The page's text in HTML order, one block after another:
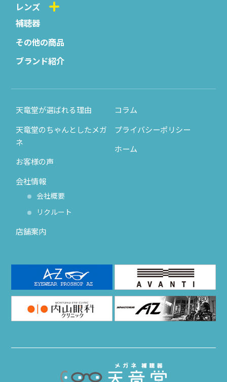
レンズ
補聴器
その他の商品
ブランド紹介
天竜堂が選ばれる理由
天竜堂のちゃんとしたメガ
ネ
お客様の声
会社情報
会社概要
リクルート
店舗案内
コラム
プライバシーポリシー
ホーム